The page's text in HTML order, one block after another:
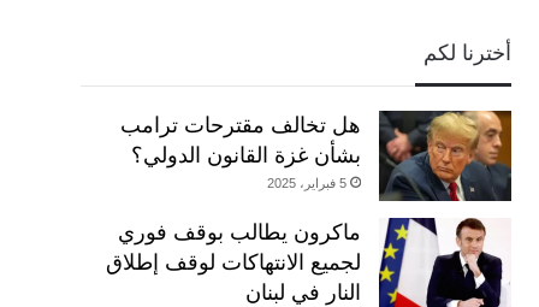
أخترنا لكم
هل تخالف مقترحات ترامب
بشأن غزة القانون الدولي؟
5 فبراير، 2025
ماكرون يطالب بوقف فوري
لجميع الانتهاكات لوقف إطلاق
النار في لبنان